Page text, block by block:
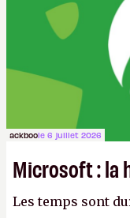
ackboole 6 juillet 2026
Microsoft : la
Les temps sont